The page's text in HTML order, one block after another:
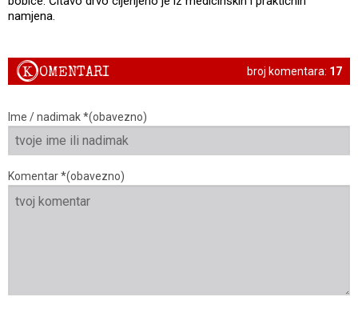
namjena.
broj komentara: 17
KOMENTARI
Ime / nadimak *(obavezno)
Komentar *(obavezno)